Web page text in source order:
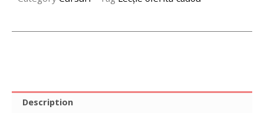
claritate,
care
Description